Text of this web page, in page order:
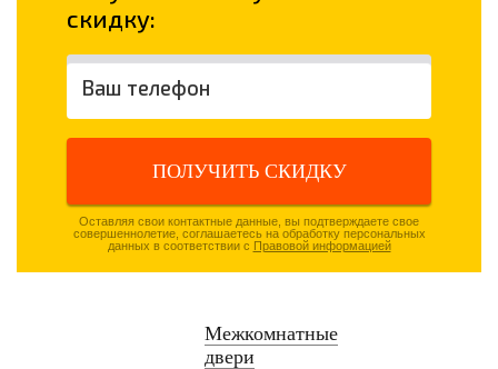
скидку:
ПОЛУЧИТЬ СКИДКУ
Оставляя свои контактные данные, вы подтверждаете свое
совершеннолетие, соглашаетесь на обработку персональных
данных в соответствии с Правовой информацией
Межкомнатные
двери